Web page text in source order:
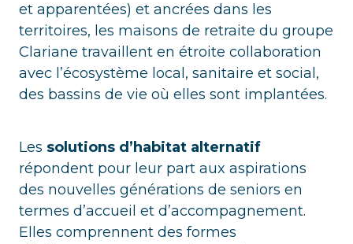
et apparentées) et ancrées dans les
territoires, les maisons de retraite du groupe
Clariane travaillent en étroite collaboration
avec l’écosystème local, sanitaire et social,
des bassins de vie où elles sont implantées.
Les solutions d’habitat alternatif
répondent pour leur part aux aspirations
des nouvelles générations de seniors en
termes d’accueil et d’accompagnement.
Elles comprennent des formes